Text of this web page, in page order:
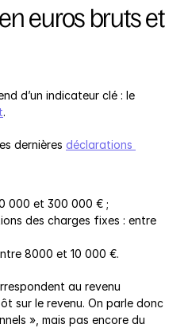
euros bruts et
d’un indicateur clé : le
.
dernières déclarations
000 et 300 000 € ;
des charges fixes : entre
8000 et 10 000 €.
au revenu
sur le revenu. On parle donc
», mais pas encore du